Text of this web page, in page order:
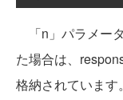
「n」パラメー
た場合は、
格納されていま